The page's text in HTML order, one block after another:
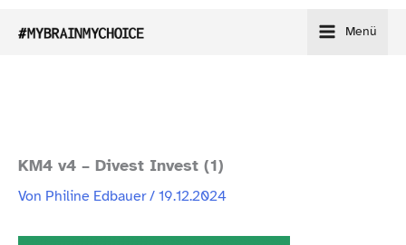
Inhalt
Menü
KM4 v4 – Divest Invest (1)
Von Philine Edbauer/19.12.2024